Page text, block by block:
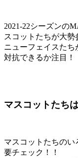
2021-22シーズンの
スコットたちが大勢
ニューフェイスた
対抗できるか注目！
マスコットたち
マスコットたちのい
要チェック！！